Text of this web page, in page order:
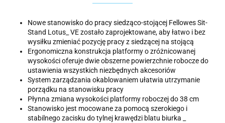
Nowe stanowisko do pracy siedząco-stojącej Fellowes Sit-
Stand Lotus_ VE zostało zaprojektowane, aby łatwo i bez
wysiłku zmieniać pozycję pracy z siedzącej na stojącą
Ergonomiczna konstrukcja platformy o zróżnicowanej
wysokości oferuje dwie obszerne powierzchnie robocze do
ustawienia wszystkich niezbędnych akcesoriów
System zarządzania okablowaniem ułatwia utrzymanie
porządku na stanowisku pracy
Płynna zmiana wysokości platformy roboczej do 38 cm
Stanowisko jest mocowane za pomocą szerokiego i
stabilnego zacisku do tylnej krawędzi blatu biurka _